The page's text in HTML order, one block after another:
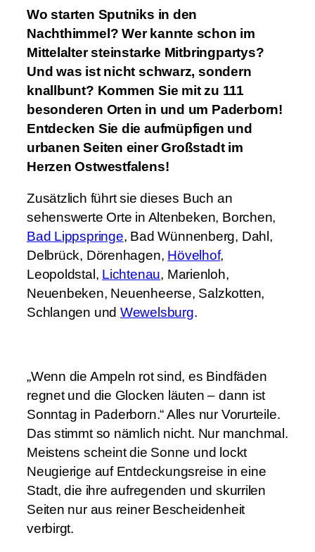
r
b
o
r
n
,
d
i
e
a
n
g
e
s
e
h
h
b
e
n
m
u
s
Wo starten Sputniks in den
Nachthimmel? Wer kannte schon im
Mittelalter steinstarke Mitbringpartys?
Und was ist nicht schwarz, sondern
knallbunt? Kommen Sie mit zu 111
besonderen Orten in und um Paderborn!
Entdecken Sie die aufmüpfigen und
urbanen Seiten einer Großstadt im
Herzen Ostwestfalens!
Zusätzlich führt sie dieses Buch an
sehenswerte Orte in Altenbeken, Borchen,
Bad Lippspringe, Bad Wünnenberg, Dahl,
Delbrück, Dörenhagen, Hövelhof,
Leopoldstal, Lichtenau, Marienloh,
Neuenbeken, Neuenheerse, Salzkotten,
Schlangen und Wewelsburg.
„Wenn die Ampeln rot sind, es Bindfäden
regnet und die Glocken läuten – dann ist
Sonntag in Paderborn.“ Alles nur Vorurteile.
Das stimmt so nämlich nicht. Nur manchmal.
Meistens scheint die Sonne und lockt
Neugierige auf Entdeckungsreise in eine
Stadt, die ihre aufregenden und skurrilen
Seiten nur aus reiner Bescheidenheit
verbirgt.